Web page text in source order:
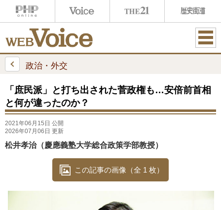
ME
政治・外交
「庶民派」と打ち出された菅政権も…安倍前首相
と何が違ったのか？
2021年06月15日 公開
2026年07月06日 更新
松井孝治（慶應義塾大学総合政策学部教授）
この記事の画像（全 1 枚）